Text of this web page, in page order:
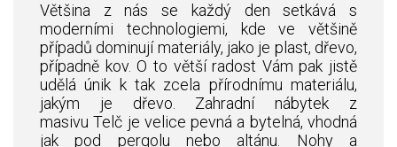
Většina z nás se každý den setkává s
moderními technologiemi, kde ve většině
případů dominují materiály, jako je plast, dřevo,
případně kov. O to větší radost Vám pak jistě
udělá únik k tak zcela přírodnímu materiálu,
jakým je dřevo. Zahradní nábytek z
masivu Telč je velice pevná a bytelná, vhodná
jak pod pergolu nebo altánu. Nohy a